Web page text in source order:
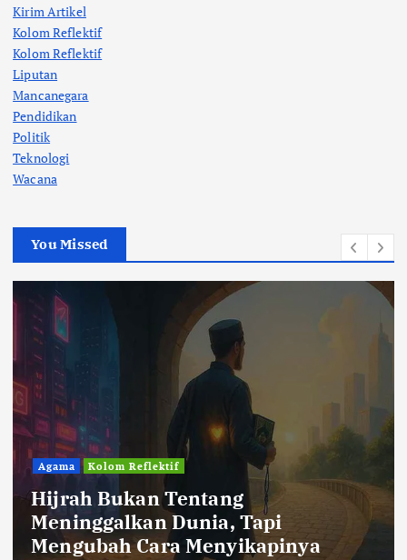
Kirim Artikel
Kolom Reflektif
Kolom Reflektif
Liputan
Mancanegara
Pendidikan
Politik
Teknologi
Wacana
You Missed
Agama Kolom Reflektif
Hijrah Bukan Tentang
Meninggalkan Dunia, Tapi
Mengubah Cara Menyikapinya